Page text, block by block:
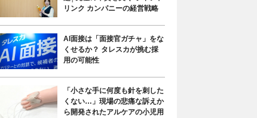
リンク カンパニーの経営戦略
AI面接は「面接官ガチャ」をな
くせるか？ タレスカが挑む採
用の可能性
「小さな手に何度も針を刺した
くない…」現場の悲痛な訴えか
ら開発されたアルケアの小児用